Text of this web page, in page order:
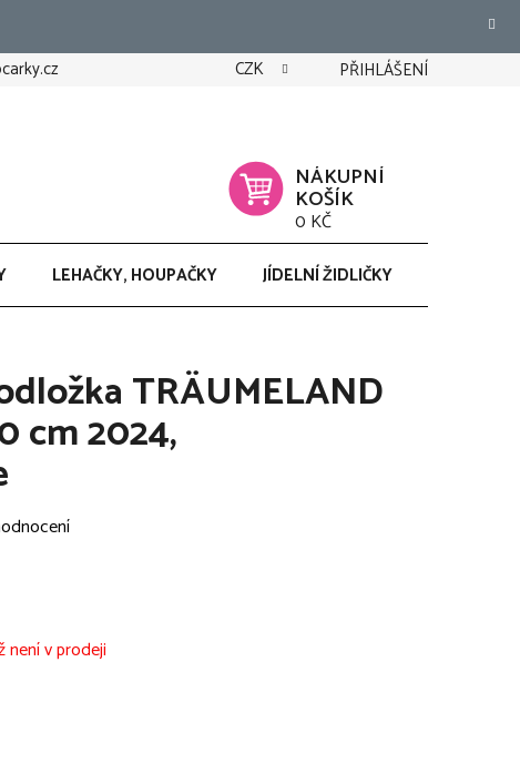
CZK PŘIHLÁŠENÍ
NÁKUPNÍ
KOŠÍK
0 KČ
LEHAČKY, HOUPAČKY JÍDELNÍ ŽIDLIČKY
TRÄUMELAND
cm 2024,
v prodeji